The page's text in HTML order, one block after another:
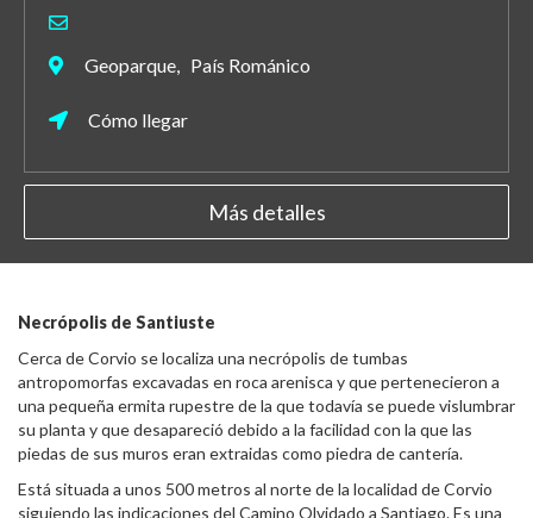
Geoparque, País Románico
Cómo llegar
Más detalles
Necrópolis de Santiuste
Cerca de Corvio se localiza una necrópolis de tumbas
antropomorfas excavadas en roca arenisca y que pertenecieron a
una pequeña ermita rupestre de la que todavía se puede vislumbrar
su planta y que desapareció debido a la facilidad con la que las
piedas de sus muros eran extraidas como piedra de cantería.
Está situada a unos 500 metros al norte de la localidad de Corvio
siguiendo las indicaciones del Camino Olvidado a Santiago. Es una